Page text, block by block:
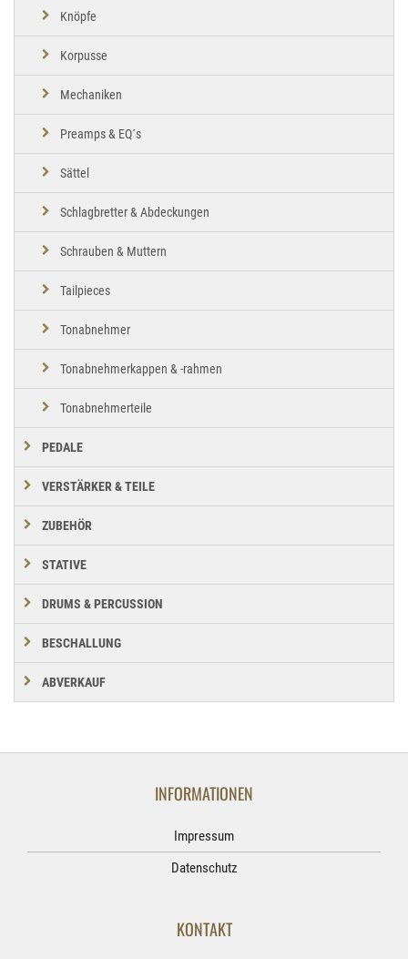
Knöpfe
Korpusse
Mechaniken
Preamps & EQ´s
Sättel
Schlagbretter & Abdeckungen
Schrauben & Muttern
Tailpieces
Tonabnehmer
Tonabnehmerkappen & -rahmen
Tonabnehmerteile
PEDALE
VERSTÄRKER & TEILE
ZUBEHÖR
STATIVE
DRUMS & PERCUSSION
BESCHALLUNG
ABVERKAUF
INFORMATIONEN
Impressum
Datenschutz
KONTAKT